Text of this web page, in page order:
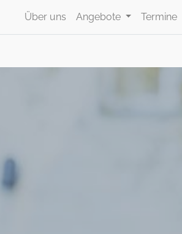
Über uns Angebote Termine